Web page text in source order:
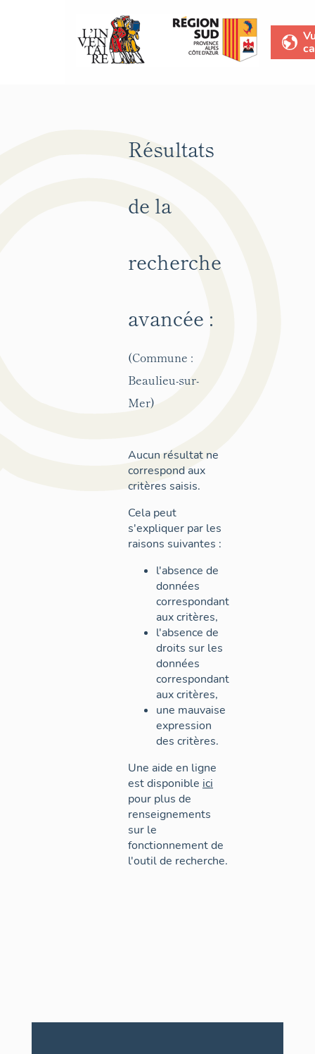
Résultats
de la
recherche
avancée :
(Commune :
Beaulieu-sur-
Mer)
Aucun résultat ne
correspond aux
critères saisis.
Cela peut
s'expliquer par les
raisons suivantes :
l'absence de
données
correspondant
aux critères,
l'absence de
droits sur les
données
correspondant
aux critères,
une mauvaise
expression
des critères.
Une aide en ligne
est disponible ici
pour plus de
renseignements
sur le
fonctionnement de
l'outil de recherche.